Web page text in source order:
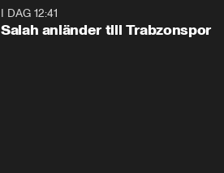
I DAG 12:41
Salah anländer till Trabzonspor